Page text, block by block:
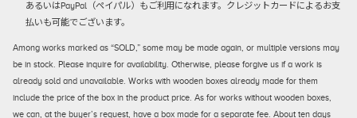
あるいはPayPal（ペイパル）もご利用になれます。クレジットカードによるお支
払いも可能でございます。
Among works marked as “SOLD,” some may be made again, or multiple versions may
be in stock. Please inquire for availability. Otherwise, please forgive us if a work is
already sold and unavailable. Works with wooden boxes already made for them
include the price of the box in the product price. As for works without wooden boxes,
we can, at the buyer’s request, have a box made for a separate fee. About ten days